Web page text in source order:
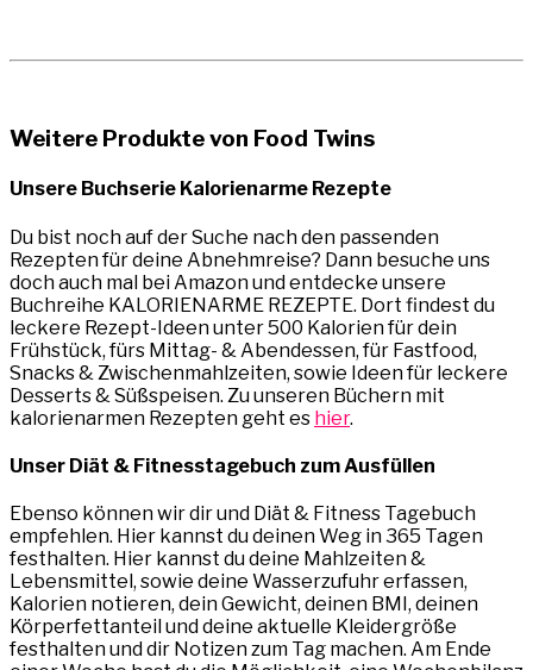
Weitere Produkte von Food Twins
Unsere Buchserie Kalorienarme Rezepte
Du bist noch auf der Suche nach den passenden
Rezepten für deine Abnehmreise? Dann besuche uns
doch auch mal bei Amazon und entdecke unsere
Buchreihe KALORIENARME REZEPTE. Dort findest du
leckere Rezept-Ideen unter 500 Kalorien für dein
Frühstück, fürs Mittag- & Abendessen, für Fastfood,
Snacks & Zwischenmahlzeiten, sowie Ideen für leckere
Desserts & Süßspeisen. Zu unseren Büchern mit
kalorienarmen Rezepten geht es hier.
Unser Diät & Fitnesstagebuch zum Ausfüllen
Ebenso können wir dir und Diät & Fitness Tagebuch
empfehlen. Hier kannst du deinen Weg in 365 Tagen
festhalten. Hier kannst du deine Mahlzeiten &
Lebensmittel, sowie deine Wasserzufuhr erfassen,
Kalorien notieren, dein Gewicht, deinen BMI, deinen
Körperfettanteil und deine aktuelle Kleidergröße
festhalten und dir Notizen zum Tag machen. Am Ende